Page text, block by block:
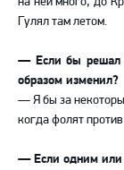
Гулял там летом.
— Если бы решал
образом изменил?
— Я бы за
когда фолят
— Если одним или